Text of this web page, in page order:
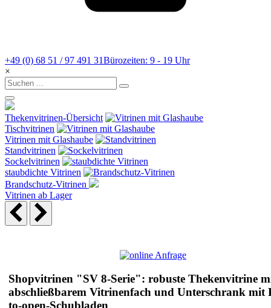
+49 (0) 68 51 / 97 491 31Bürozeiten: 9 - 19 Uhr
×
Thekenvitrinen-Übersicht
Tischvitrinen
Vitrinen mit Glashaube
Standvitrinen
Sockelvitrinen
staubdichte Vitrinen
Brandschutz-Vitrinen
Vitrinen ab Lager
Shopvitrinen "SV 8-Serie": robuste Thekenvitrine
abschließbarem Vitrinenfach und Unterschrank mit
to-open-Schubladen